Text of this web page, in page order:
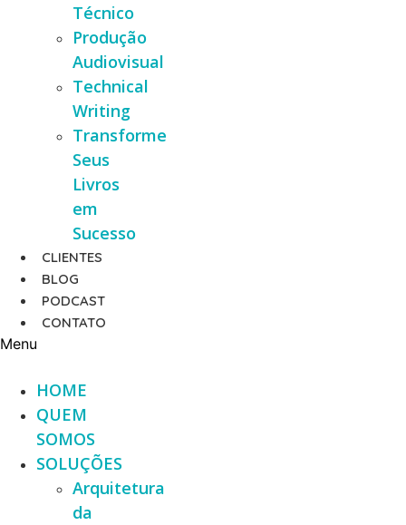
Técnico
Produção
Audiovisual
Technical
Writing
Transforme
Seus
Livros
em
Sucesso
CLIENTES
BLOG
PODCAST
CONTATO
Menu
HOME
QUEM
SOMOS
SOLUÇÕES
Arquitetura
da